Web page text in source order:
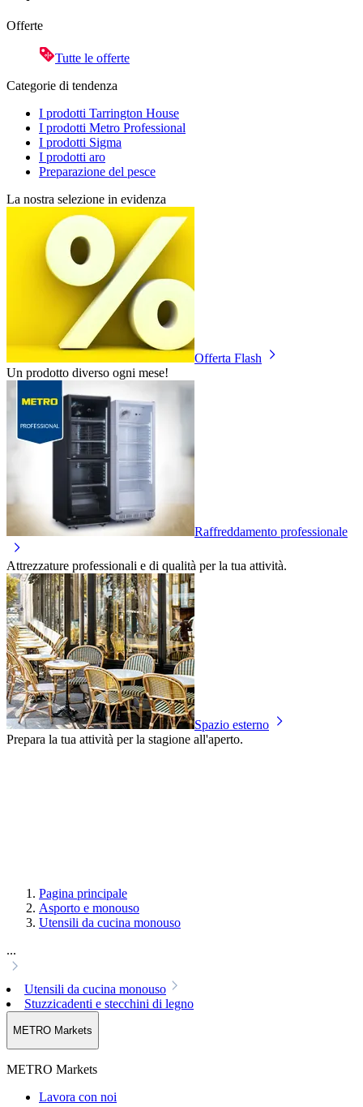
Offerte
Tutte le offerte
Categorie di tendenza
I prodotti Tarrington House
I prodotti Metro Professional
I prodotti Sigma
I prodotti aro
Preparazione del pesce
La nostra selezione in evidenza
Offerta Flash
Un prodotto diverso ogni mese!
Raffreddamento professionale
Attrezzature professionali e di qualità per la tua attività.
Spazio esterno
Prepara la tua attività per la stagione all'aperto.
Pagina principale
Asporto e monouso
Utensili da cucina monouso
...
Utensili da cucina monouso
Stuzzicadenti e stecchini di legno
METRO Markets
METRO Markets
Lavora con noi